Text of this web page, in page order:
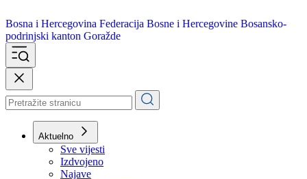
Bosna i Hercegovina
podrinjski kanton Goražde
Aktuelno